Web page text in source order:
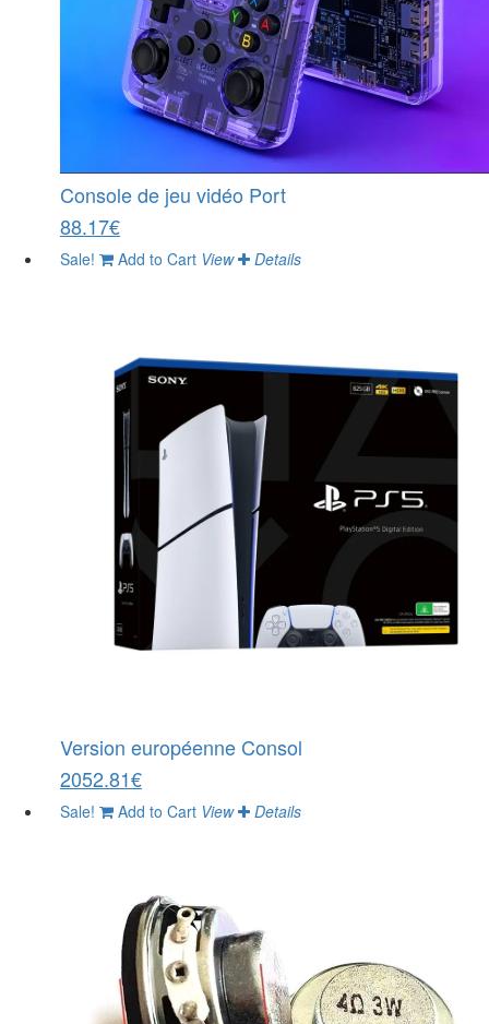
Console de jeu vidéo Port
88.17€
Sale! Add to Cart View Details
Version européenne Consol
2052.81€
Sale! Add to Cart View Details